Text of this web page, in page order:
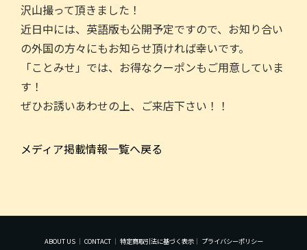
沢山撮って頂きました！
近日中には、英語版も公開予定ですので、お知り合い
の外国の方々にもお知らせ頂ければ幸いです。
「ことみせ」では、お得なクーポンもご用意していま
す！
ぜひお誘いあわせの上、ご来店下さい！！
メディア掲載情報一覧へ戻る
ABOUT US｜ CONTACT｜ 特定商取引法に基づく表示｜ プライバシーポリシー